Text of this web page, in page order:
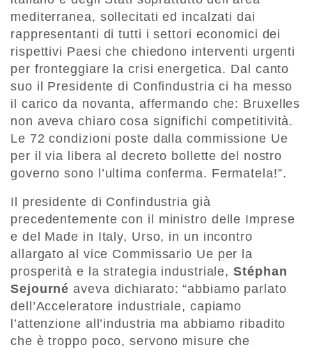
mediterranea, sollecitati ed incalzati dai
rappresentanti di tutti i settori economici dei
rispettivi Paesi che chiedono interventi urgenti
per fronteggiare la crisi energetica. Dal canto
suo il Presidente di Confindustria ci ha messo
il carico da novanta, affermando che: Bruxelles
non aveva chiaro cosa significhi competitività.
Le 72 condizioni poste dalla commissione Ue
per il via libera al decreto bollette del nostro
governo sono l’ultima conferma. Fermatela!”.
Il presidente di Confindustria già
precedentemente con il ministro delle Imprese
e del Made in Italy, Urso, in un incontro
allargato al vice Commissario Ue per la
prosperità e la strategia industriale,Stéphan
Sejourné aveva dichiarato: “abbiamo parlato
dell’Acceleratore industriale, capiamo
l’attenzione all’industria ma abbiamo ribadito
che è troppo poco, servono misure che